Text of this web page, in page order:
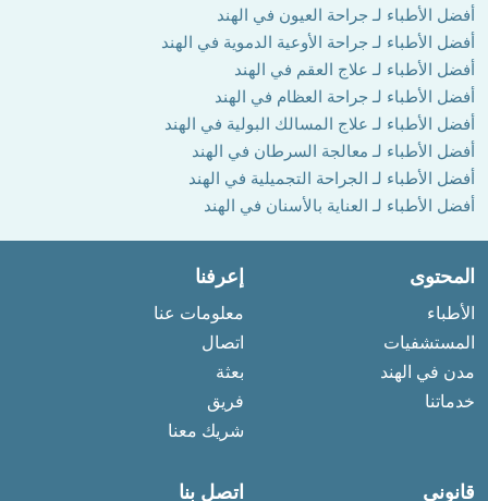
أفضل الأطباء لـ جراحة العيون في الهند
أفضل الأطباء لـ جراحة الأوعية الدموية في الهند
أفضل الأطباء لـ علاج العقم في الهند
أفضل الأطباء لـ جراحة العظام في الهند
أفضل الأطباء لـ علاج المسالك البولية في الهند
أفضل الأطباء لـ معالجة السرطان في الهند
أفضل الأطباء لـ الجراحة التجميلية في الهند
أفضل الأطباء لـ العناية بالأسنان في الهند
المحتوى
الأطباء
المستشفيات
مدن في الهند
خدماتنا
إعرفنا
معلومات عنا
اتصال
بعثة
فريق
شريك معنا
قانوني اتصل بنا